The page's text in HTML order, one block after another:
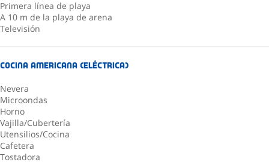
Primera línea de playa
A 10 m de la playa de arena
Televisión
Cocina americana (Eléctrica)
Nevera
Microondas
Horno
Vajilla/Cubertería
Utensilios/Cocina
Cafetera
Tostadora